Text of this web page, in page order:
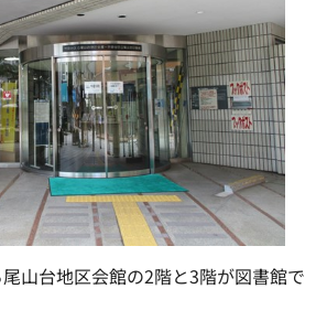
山台地区会館の2階と3階が図書館で